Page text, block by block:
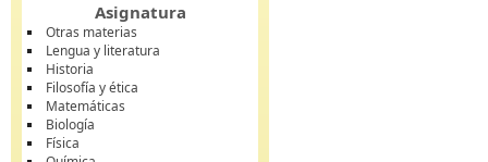
Asignatura
Otras materias
Lengua y literatura
Historia
Filosofía y ética
Matemáticas
Biología
Física